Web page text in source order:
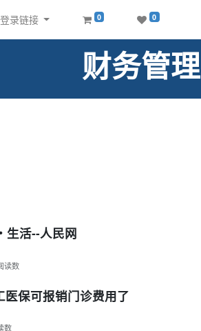
登录链接 0 0
财务管理
生活--人民网
读数
保可报销门诊费用了
数